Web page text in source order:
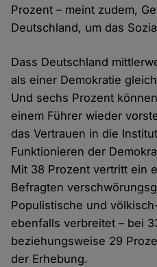
Prozent – meint zudem,
Deutschland, um das
Dass Deutschland
als einer Demokratie
Und sechs Prozent
einem Führer wieder
das Vertrauen in die
Funktionieren der
Mit 38 Prozent vertritt ein
Befragten
Populistische und
ebenfalls verbreitet – bei
beziehungsweise 29
der Erhebung.